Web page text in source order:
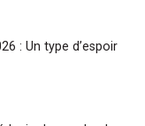
: Un type d’espoir